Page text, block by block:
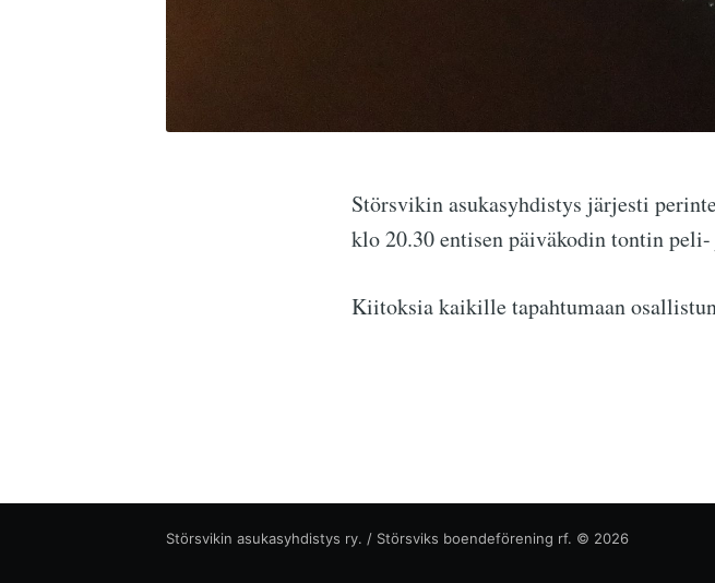
Störsvikin asukasyhdistys järjesti
klo 20.30 entisen päiväkodin tontin
Kiitoksia kaikille tapahtumaan
Störsvikin asukasyhdistys ry. / Störsviks boendeförening rf. © 2026